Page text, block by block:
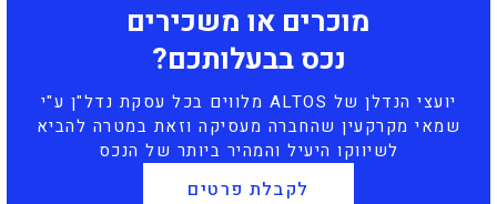
מוכרים או משכירים
נכס בבעלותכם?
יועצי הנדלן של ALTOS מלווים בכל עסקת נדל"ן ע"י
שמאי מקרקעין שהחברה מעסיקה וזאת במטרה להביא
לשיווקו היעיל והמהיר ביותר של הנכס
לקבלת פרטים